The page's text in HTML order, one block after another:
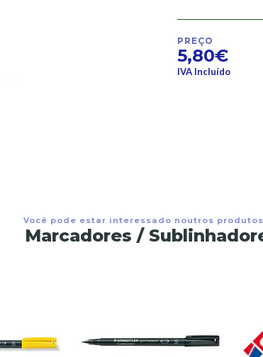
PREÇO
5,80€
IVA Incluído
Você pode estar interessado noutros
Marcadores /